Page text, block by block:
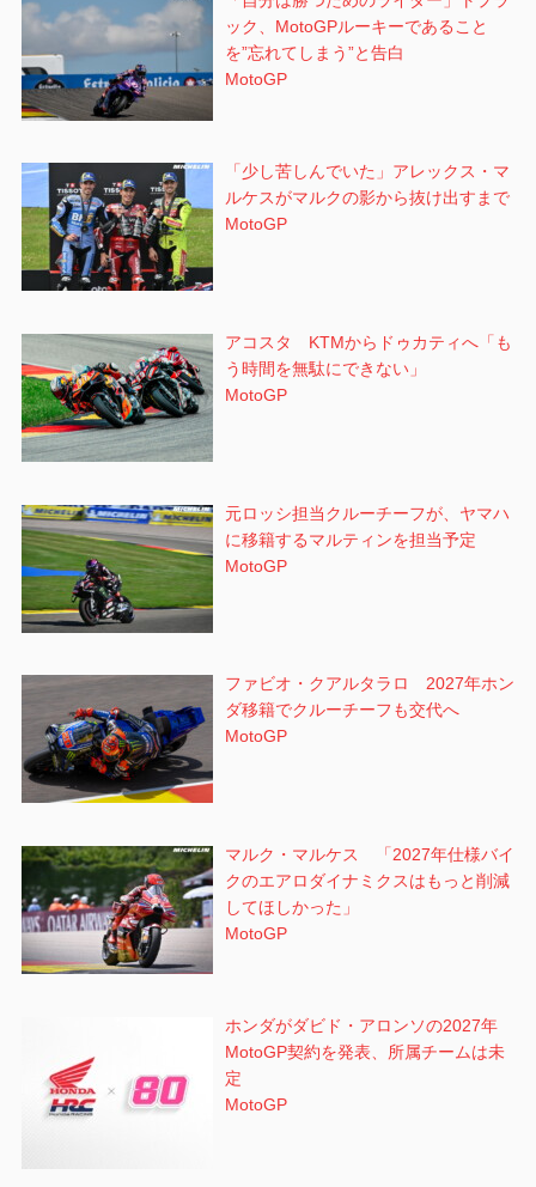
ック、MotoGPルーキーであること
を”忘れてしまう”と告白
MotoGP
「少し苦しんでいた」アレックス・マ
ルケスがマルクの影から抜け出すまで
MotoGP
アコスタ KTMからドゥカティへ「も
う時間を無駄にできない」
MotoGP
元ロッシ担当クルーチーフが、ヤマハ
に移籍するマルティンを担当予定
MotoGP
ファビオ・クアルタラロ 2027年ホン
ダ移籍でクルーチーフも交代へ
MotoGP
マルク・マルケス 「2027年仕様バイ
クのエアロダイナミクスはもっと削減
してほしかった」
MotoGP
ホンダがダビド・アロンソの2027年
MotoGP契約を発表、所属チームは未
定
MotoGP